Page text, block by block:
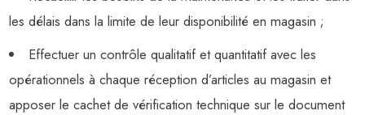
les délais dans la limite de leur disponibilité en magasin ;
Effectuer un contrôle qualitatif et quantitatif avec les
opérationnels à chaque réception d’articles au magasin et
apposer le cachet de vérification technique sur le document